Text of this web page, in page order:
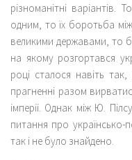
різноманітні
одним, то їх боротьба
великими державами, то
на якому розгортався
році сталося навіть
прагненні разом
імперії. Однак між Ю.
питання про українсько-
так і не було знайдено.